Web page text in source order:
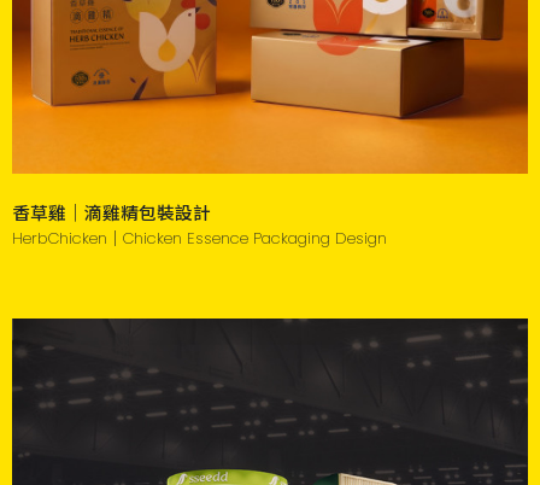
香草雞｜滴雞精包裝設計
HerbChicken｜Chicken Essence Packaging Design